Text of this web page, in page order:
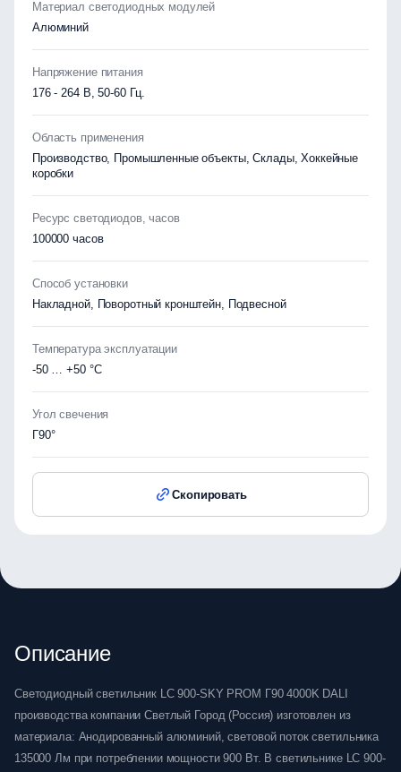
Материал светодиодных модулей
Алюминий
Напряжение питания
176 - 264 В, 50-60 Гц.
Область применения
Производство, Промышленные объекты, Склады, Хоккейные
коробки
Ресурс светодиодов, часов
100000 часов
Способ установки
Накладной, Поворотный кронштейн, Подвесной
Температура эксплуатации
-50 … +50 °C
Угол свечения
Г90°
Скопировать
Описание
Светодиодный светильник LC 900-SKY PROM Г90 4000K DALI
производства компании Светлый Город (Россия) изготовлен из
материала: Анодированный алюминий, световой поток светильника
135000 Лм при потреблении мощности 900 Вт. В светильнике LC 900-